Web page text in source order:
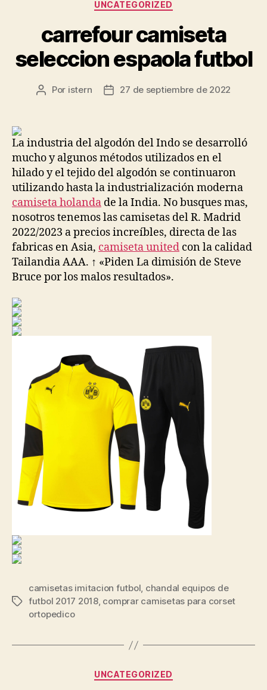
UNCATEGORIZED
carrefour camiseta
seleccion espaola futbol
Autor
Por istern
Fecha27 de septiembre de 2022
La industria del algodón del Indo se desarrolló
mucho y algunos métodos utilizados en el
hilado y el tejido del algodón se continuaron
utilizando hasta la industrialización moderna
camiseta holanda de la India. No busques mas,
nosotros tenemos las camisetas del R. Madrid
2022/2023 a precios increíbles, directa de las
fabricas en Asia, camiseta united con la calidad
Tailandia AAA. ↑ «Piden La dimisión de Steve
Bruce por los malos resultados».
Etiquetas
camisetas imitacion futbol, chandal equipos de
futbol 2017 2018, comprar camisetas para corset
ortopedico
Categorías
UNCATEGORIZED